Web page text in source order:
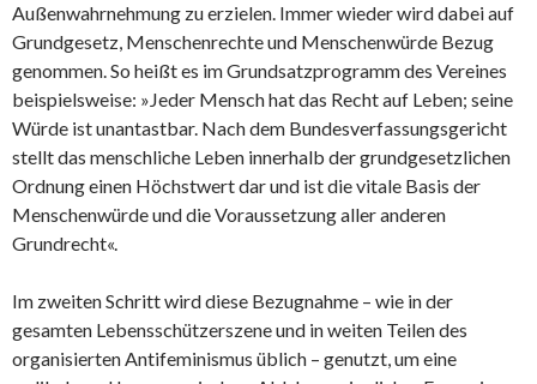
Außenwahrnehmung zu erzielen. Immer wieder wird dabei auf
Grundgesetz, Menschenrechte und Menschenwürde Bezug
genommen. So heißt es im Grundsatzprogramm des Vereines
beispielsweise: »Jeder Mensch hat das Recht auf Leben; seine
Würde ist unantastbar. Nach dem Bundesverfassungsgericht
stellt das menschliche Leben innerhalb der grundgesetzlichen
Ordnung einen Höchstwert dar und ist die vitale Basis der
Menschenwürde und die Voraussetzung aller anderen
Grundrecht«.
Im zweiten Schritt wird diese Bezugnahme – wie in der
gesamten Lebensschützerszene und in weiten Teilen des
organisierten Antifeminismus üblich – genutzt, um eine